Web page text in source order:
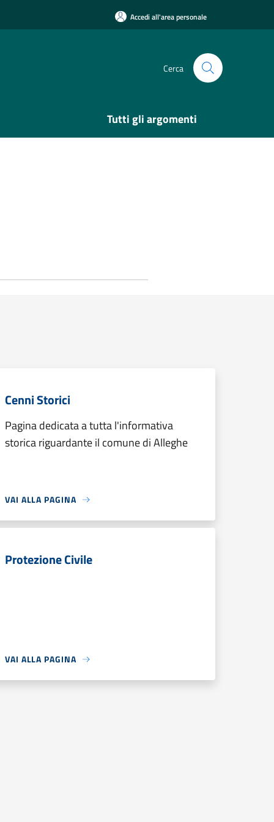
Accedi all'area personale
Cerca
Tutti gli argomenti
Cenni Storici
Pagina dedicata a tutta l'informativa
storica riguardante il comune di Alleghe
VAI ALLA PAGINA
Protezione Civile
VAI ALLA PAGINA